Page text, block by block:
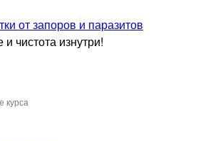
от запоров и паразитов
чистота изнутри!
курса